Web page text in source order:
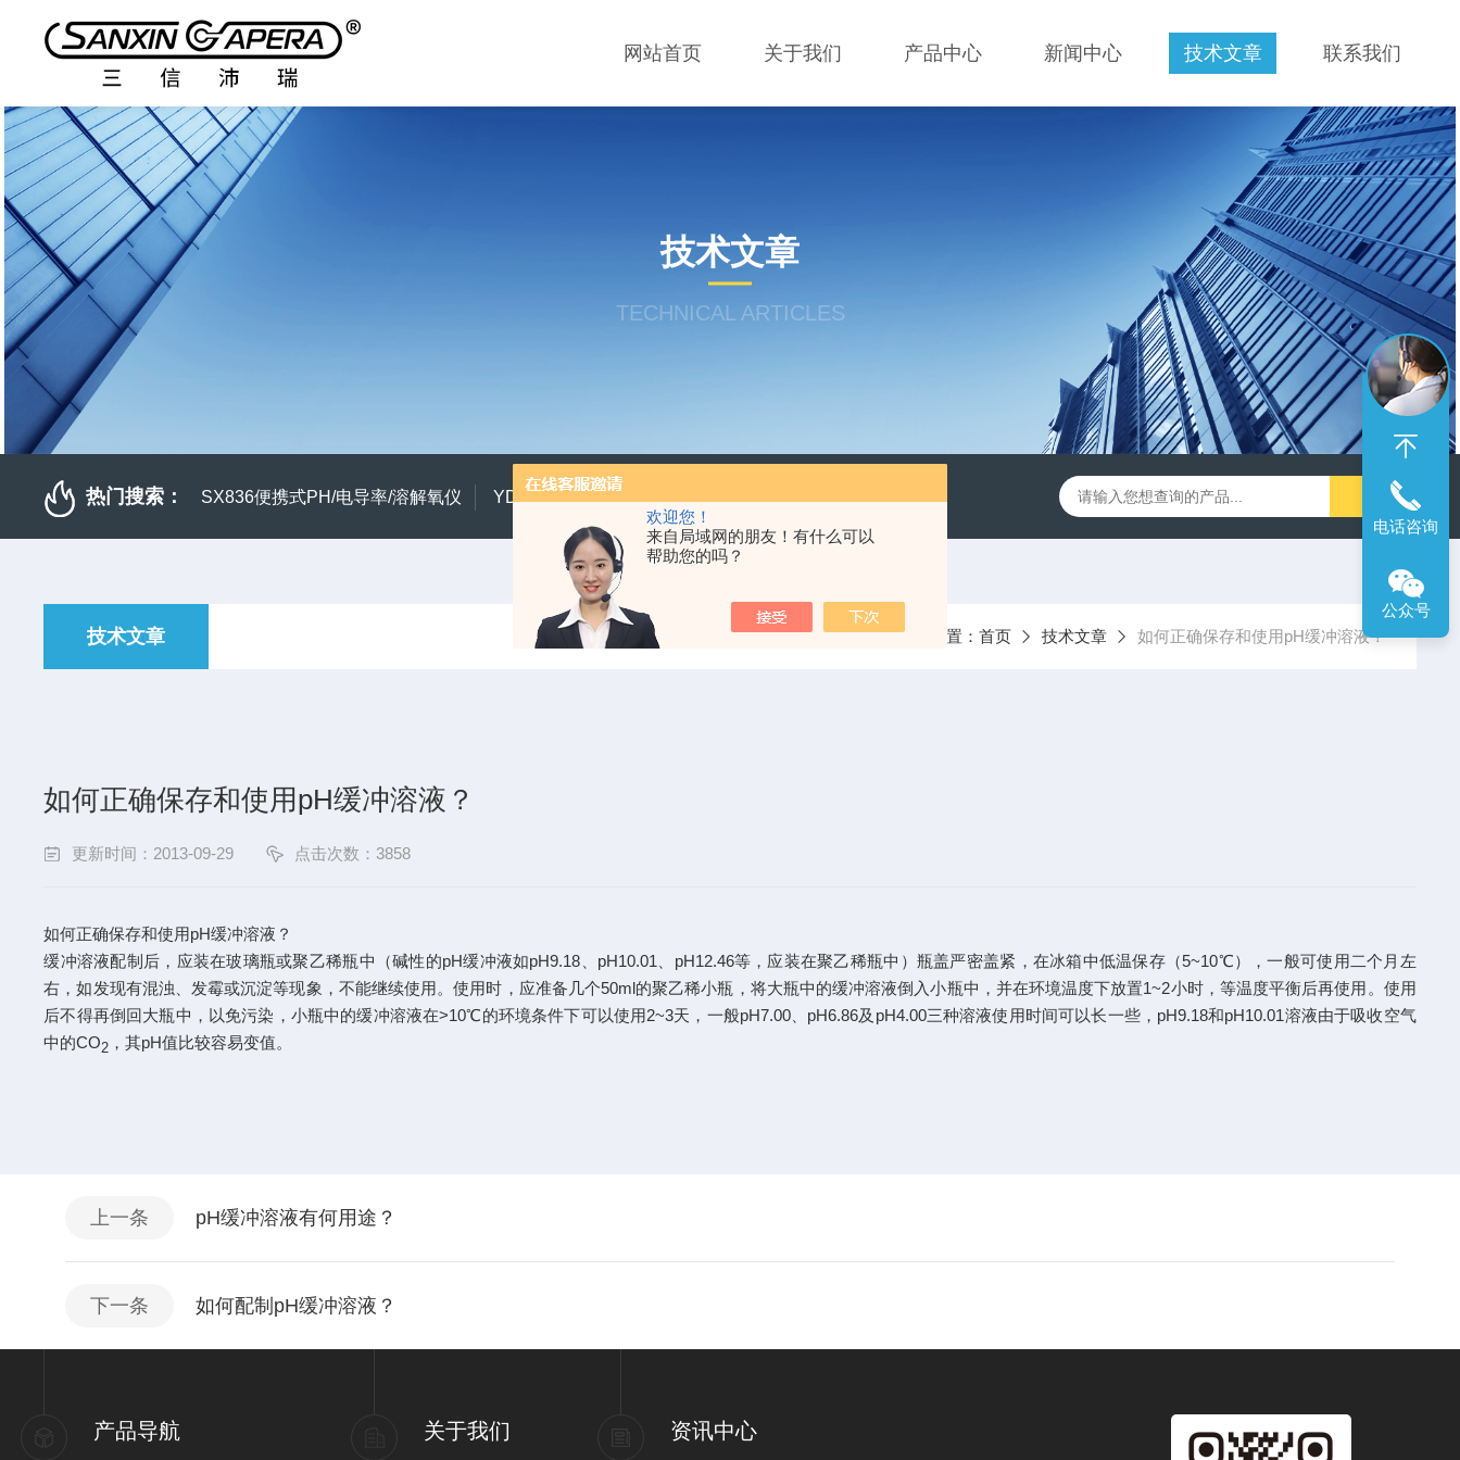
欢迎您！
来自局域网的朋友！有什么可以
帮助您的吗？
网站首页 关于我们 产品中心 新闻中心 技术文章 联系我们
技术文章
TECHNICAL ARTICLES
热门搜索： SX836便携式PH/电导率/溶解氧仪 YD300便携式水质硬度仪 CL200笔式余氯计 SX716便携式溶解氧仪 SX610笔式pH计
技术文章 当前位置： 首页 技术文章 如何正确保存和使用pH缓冲溶液？
如何正确保存和使用pH缓冲溶液？
更新时间：2013-09-29 点击次数：3858
如何正确保存和使用pH缓冲溶液？
缓冲溶液配制后，应装在玻璃瓶或聚乙稀瓶中（碱性的pH缓冲液如pH9.18、pH10.01、pH12.46等，应装在聚乙稀瓶中）瓶盖严密盖紧，在冰箱中低温保存（5~10℃），一般可使用二个月左
右，如发现有混浊、发霉或沉淀等现象，不能继续使用。使用时，应准备几个50ml的聚乙稀小瓶，将大瓶中的缓冲溶液倒入小瓶中，并在环境温度下放置1~2小时，等温度平衡后再使用。使用
后不得再倒回大瓶中，以免污染，小瓶中的缓冲溶液在>10℃的环境条件下可以使用2~3天，一般pH7.00、pH6.86及pH4.00三种溶液使用时间可以长一些，pH9.18和pH10.01溶液由于吸收空气
中的CO2 ，其pH值比较容易变值。
上一条 pH缓冲溶液有何用途？
下一条 如何配制pH缓冲溶液？
产品导航 关于我们 资讯中心
电话咨询
公众号